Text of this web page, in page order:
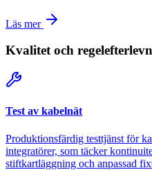
Läs mer
Kvalitet och
Test av kabelnät
Produktionsfärdig testtjänst för
integratörer, som täcker
stiftkartläggning och anpassad